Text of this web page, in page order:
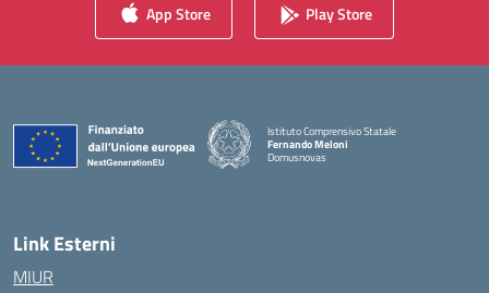
App Store Play Store
Istituto Comprensivo Statale
Fernando Meloni
Domusnovas
Link Esterni
MIUR